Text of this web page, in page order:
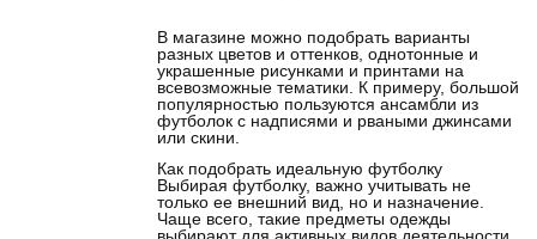
В магазине можно подобрать варианты
разных цветов и оттенков, однотонные и
украшенные рисунками и принтами на
всевозможные тематики. К примеру, большой
популярностью пользуются ансамбли из
футболок с надписями и рваными джинсами
или скини.
Как подобрать идеальную футболку
Выбирая футболку, важно учитывать не
только ее внешний вид, но и назначение.
Чаще всего, такие предметы одежды
выбирают для активных видов деятельности.